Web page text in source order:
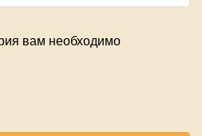
вам необходимо